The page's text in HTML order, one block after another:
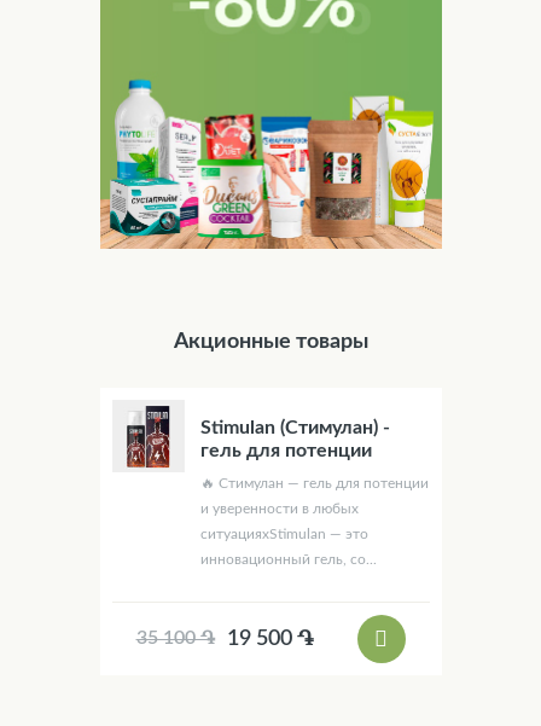
Акционные товары
Stimulan (Стимулан) -
гель для потенции
🔥 Стимулан — гель для потенции
и уверенности в любых
ситуацияхStimulan — это
инновационный гель, со...
35 100 ֏ 19 500 ֏